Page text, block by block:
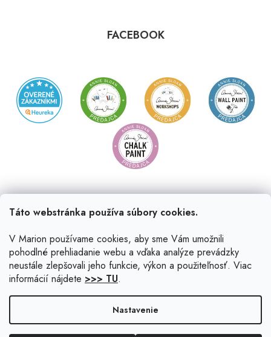
Táto webstránka používa súbory cookies.
V Marion používame cookies, aby sme Vám umožnili
pohodlné prehliadanie webu a vďaka analýze prevádzky
neustále zlepšovali jeho funkcie, výkon a použiteľnosť. Viac
informácií nájdete >>> TU.
Nastavenie
FACEBOOK
Vytvoril Shoptet|Upravil Balkys